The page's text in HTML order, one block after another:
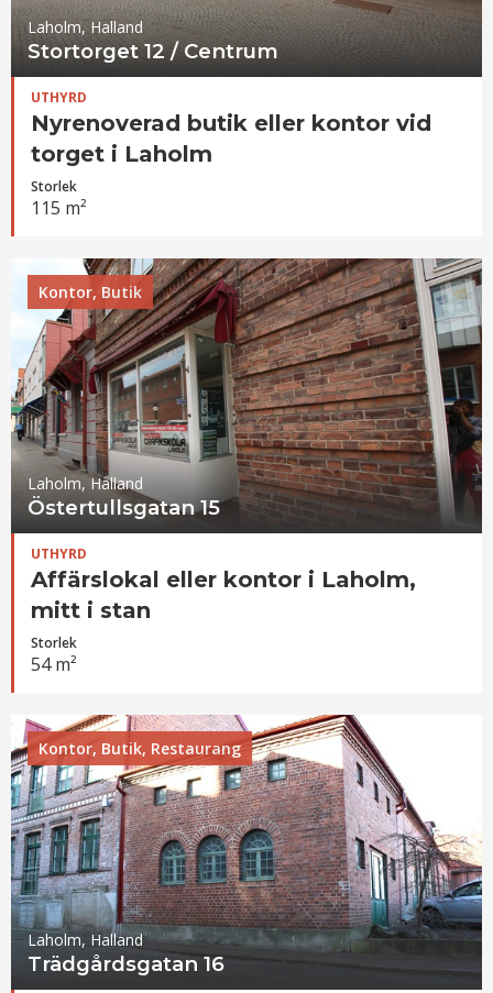
Laholm, Halland
Stortorget 12 / Centrum
UTHYRD
Nyrenoverad butik eller kontor vid
torget i Laholm
Storlek
115 m²
Kontor, Butik
Laholm, Halland
Östertullsgatan 15
UTHYRD
Affärslokal eller kontor i Laholm,
mitt i stan
Storlek
54 m²
Kontor, Butik, Restaurang
Laholm, Halland
Trädgårdsgatan 16